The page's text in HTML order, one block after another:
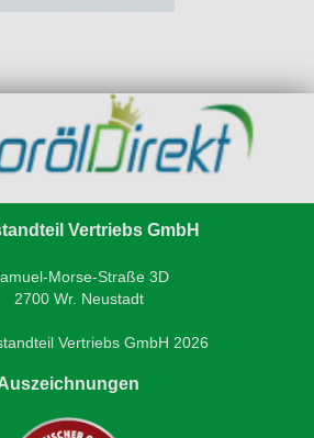
Vertriebs GmbH
Morse-Straße 3D
2700 Wr. Neustadt
Vertriebs GmbH 2026